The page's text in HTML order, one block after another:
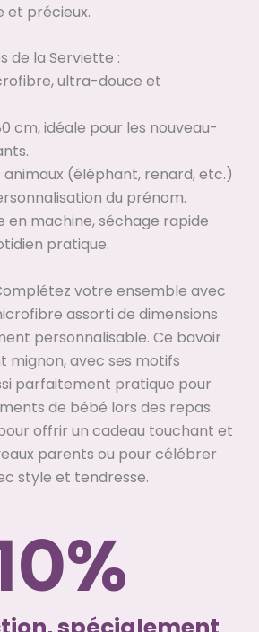
et précieux.
de la Serviette :
ultra-douce et
cm, idéale pour les nouveau-
animaux (éléphant, renard, etc.)
du prénom.
en machine, séchage rapide
pratique.
votre ensemble avec
assorti de dimensions
personnalisable. Ce bavoir
mignon, avec ses motifs
parfaitement pratique pour
de bébé lors des repas.
offrir un cadeau touchant et
parents ou pour célébrer
style et tendresse.
%